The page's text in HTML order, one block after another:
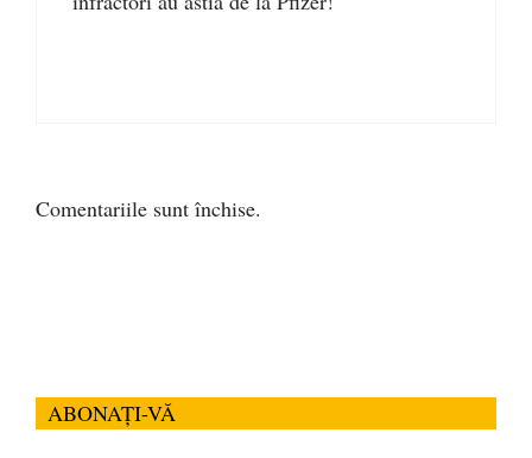
Comentariile sunt închise.
ABONAȚI-VĂ